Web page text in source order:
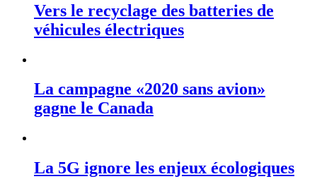
Vers le recyclage des batteries de
véhicules électriques
La campagne «2020 sans avion»
gagne le Canada
La 5G ignore les enjeux écologiques